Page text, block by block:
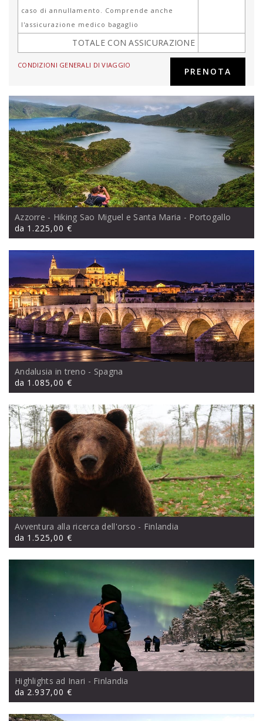
caso di annullamento. Comprende anche
l'assicurazione medico bagaglio
TOTALE CON ASSICURAZIONE
CONDIZIONI GENERALI DI VIAGGIO
Azzorre - Hiking Sao Miguel e Santa Maria - Portogallo
da 1.225,00 €
Andalusia in treno - Spagna
da 1.085,00 €
Avventura alla ricerca dell'orso - Finlandia
da 1.525,00 €
Highlights ad Inari - Finlandia
da 2.937,00 €